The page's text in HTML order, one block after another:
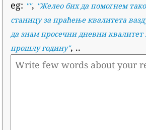
eg: "", "Желео бих да помогнем
станицу за праћење квалитета
да знам просечни дневни квалитет
прошлу годину", ..